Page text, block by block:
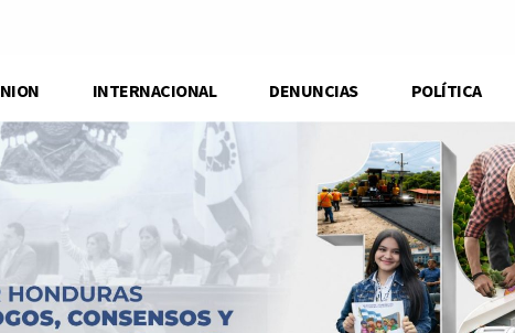
INTERNACIONAL DENUNCIAS POLÍTICA